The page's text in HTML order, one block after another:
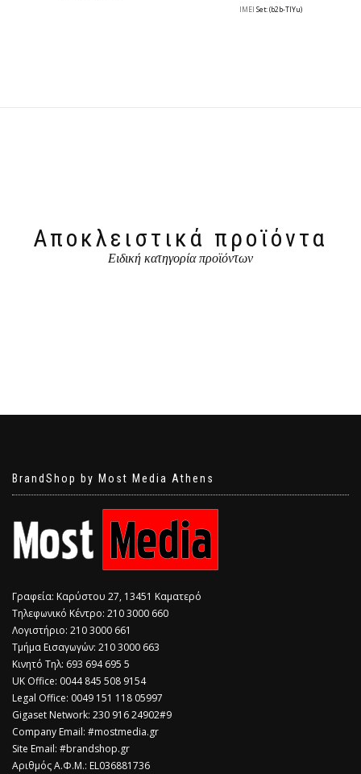
IMEI Set: (b2b-TlYu)
Αποκλειστικά προϊόντα
Ειδική κατηγορία προϊόντων
BrandShop by Most Media Athens
Γραφεία: Καρύστου 27, 13451 Καματερό
Τηλεφωνικό Κέντρο: 210 3000 660
Λογιστήριο: 210 3000 661
Τμήμα Εισαγωγών: 210 3000 663
Κινητό Τηλ: 693 694 695 5
​UK Office: 0044 845 508 9154
Legal Office: 0049 151 118 05997
Gigaset Network: 230 916 24902#9
Company Email: #mostmedia.gr
Site Email: #brandshop.gr
Αριθμός Α.Φ.Μ.: EL036881736